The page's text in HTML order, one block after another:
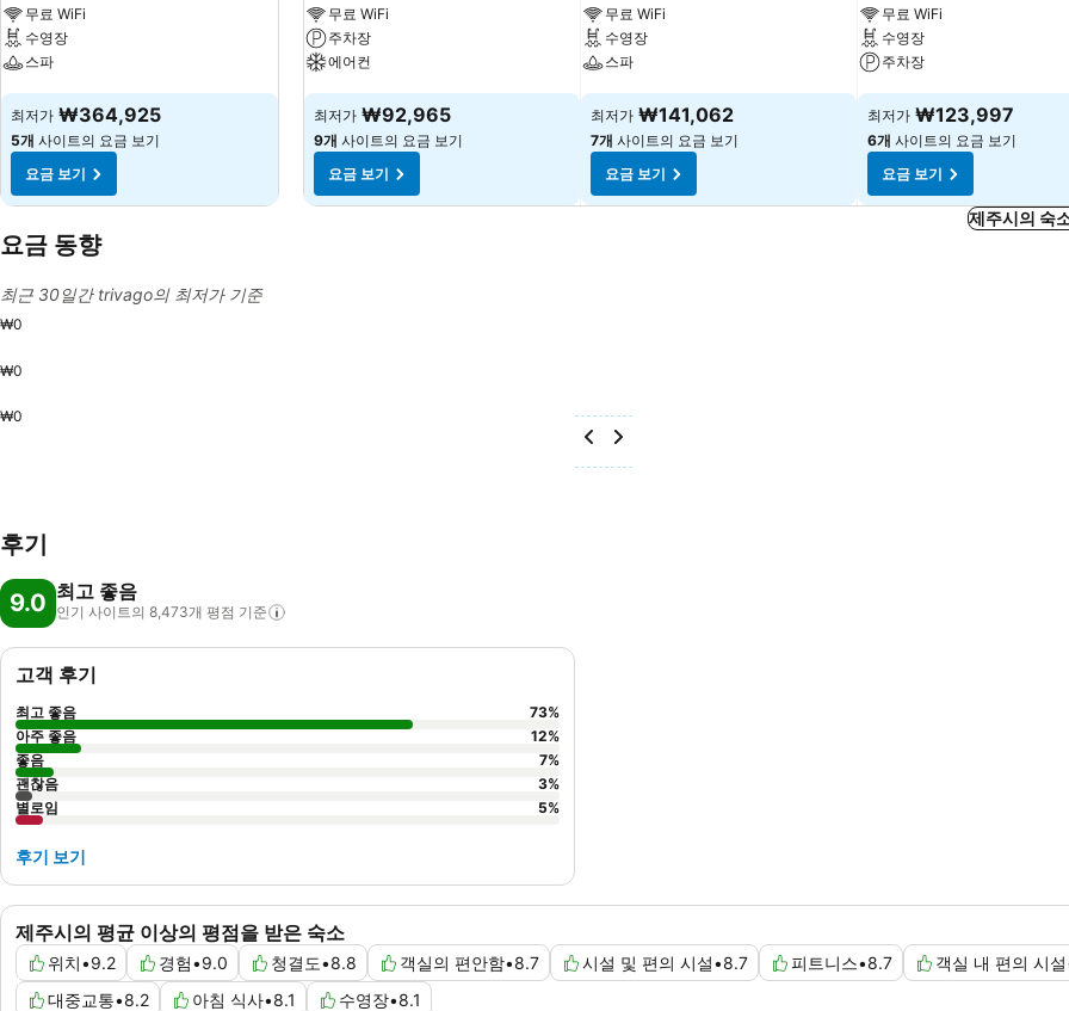
무료 WiFi
수영장
스파
요금 보기
최저가 ₩364,925
5개 사이트의 요금 보기
요금 보기
무료 WiFi
주차장
에어컨
요금 보기
최저가 ₩92,965
9개 사이트의 요금 보기
요금 보기
무료 WiFi
수영장
스파
요금 보기
최저가 ₩141,062
7개 사이트의 요금 보기
요금 보기
무료 WiFi
수영장
주차장
요금 보기
최저가 ₩123,997
6개 사이트의 요금 보기
요금 보기
제주시의 숙
요금 동향
최근 30일간 trivago의 최저가 기준
₩0
₩0
₩0
후기
9.0 최고 좋음
인기 사이트의 8,473개 평점 기준
제주시의 평균 이상의 평점을 받은 숙소
위치•9.2 경험•9.0 청결도•8.8 객실의 편안함•8.7 시설 및 편의 시설•8.7 피트니스•8.7 객실 내 편의 시설
대중교통•8.2 아침 식사•8.1 수영장•8.1
고객 후기
최고 좋음 73%
아주 좋음
12%
좋음
7%
괜찮음
3%
별로임
5%
후기 보기